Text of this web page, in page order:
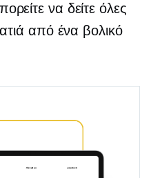
να δείτε όλες
από ένα βολικό